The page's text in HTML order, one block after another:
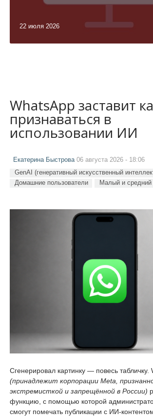
22 июля 2026
WhatsApp заставит
признаваться в
использовании ИИ
Екатерина Быстрова06 августа 2026 - 18:06
GenAI (генеративный искусственный
Домашние пользователи
Малый и средний
Сгенерировал картинку — повесь табличку.
(принадлежит корпорации Meta,
экстремисткой и запрещённой в России)
функцию, с помощью которой
смогут помечать публикации с ИИ-